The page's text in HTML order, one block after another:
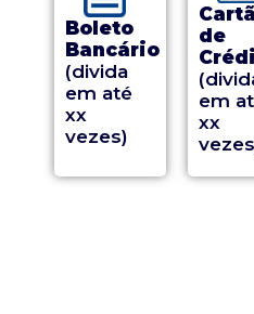
Boleto
Bancário
(divida
em até
xx
vezes)
de
em
xx